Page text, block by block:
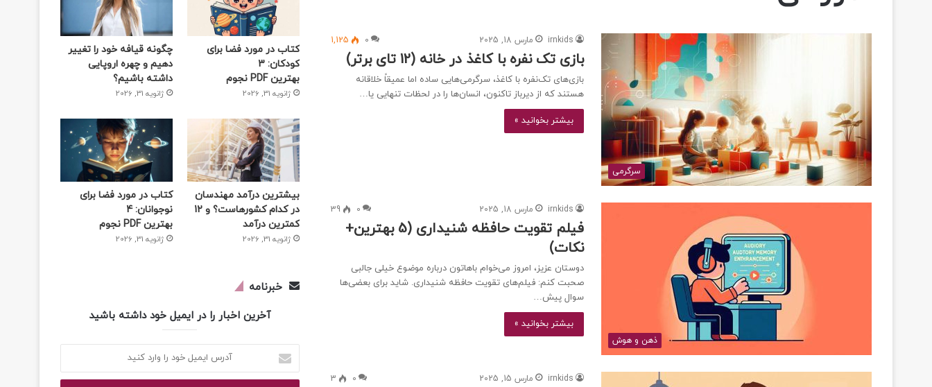
سرگرمی
irnkids مارس 18, 2025 0
1,125
بازی تک نفره با کاغذ در خانه (12 تای برتر)
بازی‌های تک‌نفره با کاغذ، سرگرمی‌هایی ساده اما عمیقاً خلاقانه
هستند که از دیرباز تاکنون، انسان‌ها را در لحظات تنهایی یا…
بیشتر بخوانید »
ذهن و هوش
irnkids مارس 18, 2025 0
39
فیلم تقویت حافظه شنیداری (5 بهترین+
نکات)
دوستان عزیز، امروز می‌خوام باهاتون درباره موضوع خیلی جالبی
صحبت کنم: فیلم‌های تقویت حافظه شنیداری. شاید برای بعضی‌ها
سوال پیش…
بیشتر بخوانید »
irnkids مارس 15, 2025 0
3
کتاب در مورد فضا برای
کودکان: 3
بهترین PDF نجوم
ژانویه 31, 2026
چگونه قیافه خود را تغییر
دهیم و چهره اروپایی
داشته باشیم؟
ژانویه 31, 2026
بیشترین درآمد مهندسان
در کدام کشورهاست؟ و 12
کمترین درآمد
ژانویه 31, 2026
کتاب در مورد فضا برای
نوجوانان: 4
بهترین PDF نجوم
ژانویه 31, 2026
خبرنامه
آخرین اخبار را در ایمیل خود داشته باشید
ایمیل
خود